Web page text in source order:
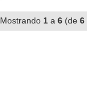
Mostrando 1 a 6 (de 6